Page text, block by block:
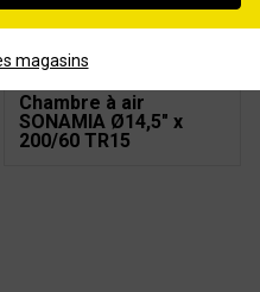
Chambre à air
SONAMIA Ø14,5" x
200/60 TR15
magasins